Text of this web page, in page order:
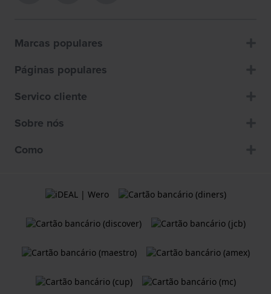
Marcas populares
Páginas populares
Servico cliente
Sobre nós
Como